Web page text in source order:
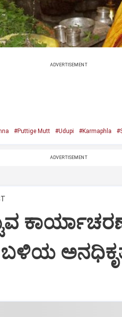
ADVERTISEMENT
#Puttige Mutt #Udupi #Karmaphla
ADVERTISEMENT